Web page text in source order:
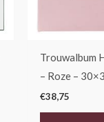
Trouwalbum
– Roze –
€38,75